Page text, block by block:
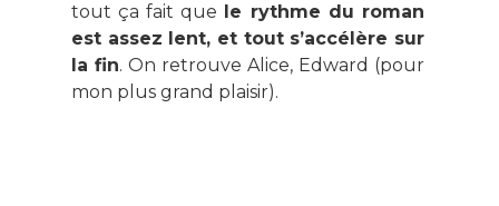
tout ça fait que
le rythme du roman
est assez lent, et tout s’accélère sur
la fin. On retrouve Alice, Edward (pour
mon plus grand plaisir).